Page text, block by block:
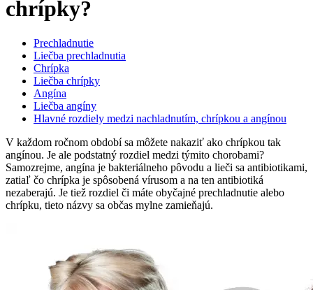
chrípky?
Prechladnutie
Liečba prechladnutia
Chrípka
Liečba chrípky
Angína
Liečba angíny
Hlavné rozdiely medzi nachladnutím, chrípkou a angínou
V každom ročnom období sa môžete nakaziť ako chrípkou tak
angínou. Je ale podstatný rozdiel medzi týmito chorobami?
Samozrejme, angína je bakteriálneho pôvodu a lieči sa antibiotikami,
zatiaľ čo chrípka je spôsobená vírusom a na ten antibiotiká
nezaberajú. Je tiež rozdiel či máte obyčajné prechladnutie alebo
chrípku, tieto názvy sa občas mylne zamieňajú.